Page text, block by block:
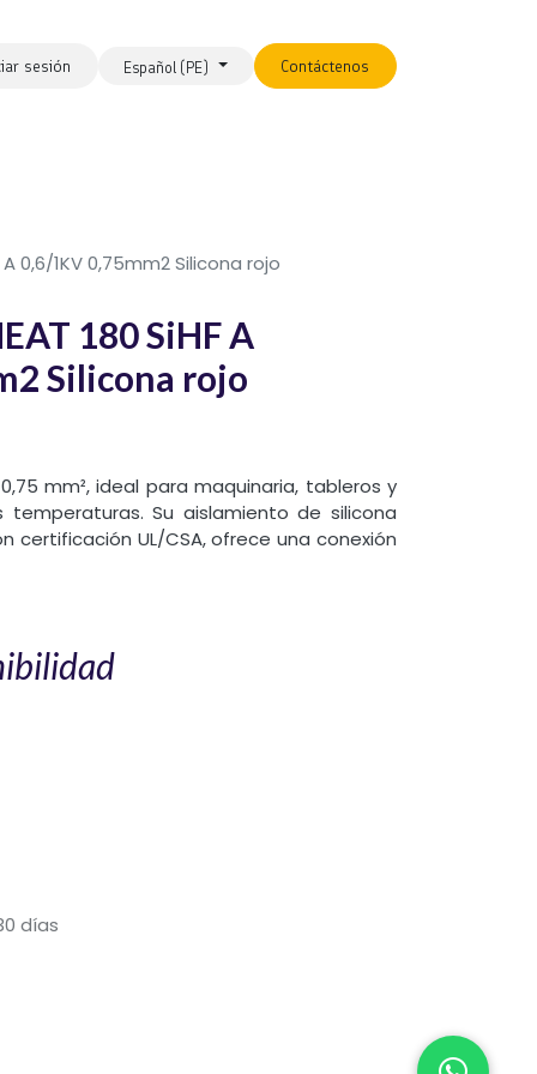
sesión Español (PE) Contáctenos
A 0,6/1KV 0,75mm2 Silicona rojo
180 SiHF A
Silicona rojo
A 0,75 mm², ideal para maquinaria, tableros y
Su aislamiento de silicona
certificación UL/CSA, ofrece una conexión